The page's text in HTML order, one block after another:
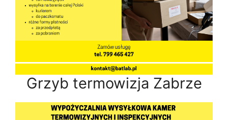
Grzyb termowizja Zabrze